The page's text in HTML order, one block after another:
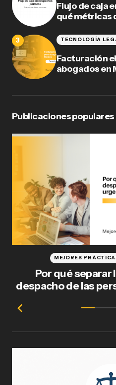
Flujo de caja
qué métricas
Facturación
abogados en
TECNOLOGÍA
Publicaciones populares
Por qué separar
despacho de las
MEJORES